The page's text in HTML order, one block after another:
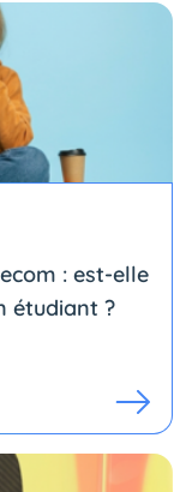
: est-elle
étudiant ?